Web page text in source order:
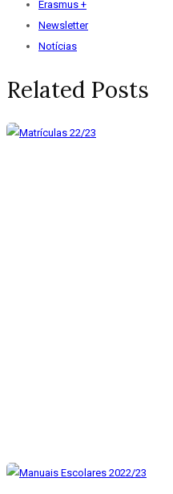
Erasmus +
Newsletter
Notícias
Related Posts